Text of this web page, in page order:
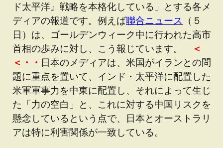
ド太平洋』戦略を本格化している」とする各メ
ディアの報道です。例えば聯合ニュース
（５
日）は、ゴールデンウィーク中に行われた高市
首相の歩みに対し、こう報じています。
＜
＜・・ 日本のメディアは、米国がイランとの問
題に重点を置いて、インド・太平洋に配置した
米軍軍事力を中東に配置し、それによって生じ
た「力の空白」と、これに対する中国リスクを
懸念しているという点で、日本とオーストラリ
アは特に利害関係が一致している。